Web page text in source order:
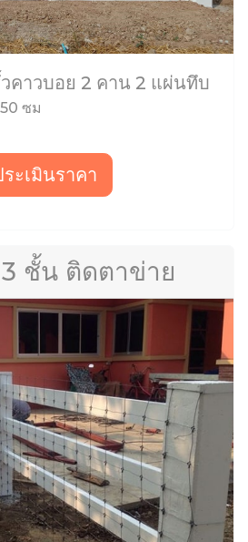
คาวบอย 2 คาน 2 แผ่นทึบ
ซม
ะเมินราคา
ชั้น ติดตาข่าย